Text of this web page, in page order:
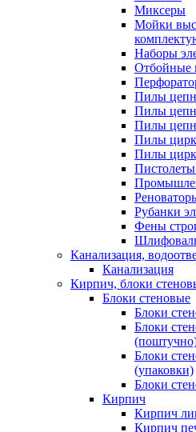
Миксеры
Мойки
Наборы
Отбойные
Пилы
Пилы
Пилы
Пилы
Пилы
Рубанки
Фены
Канализация,
Канализация
Кирпич, блоки
Блоки стеновые
Блоки
Блоки
Блоки
(упаковки)
Блоки
Кирпич
Кирпич
Кирпич